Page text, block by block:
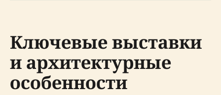
Ключевые выставки
и архитектурные
особенности